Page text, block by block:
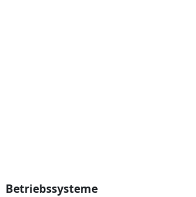
Betriebssysteme